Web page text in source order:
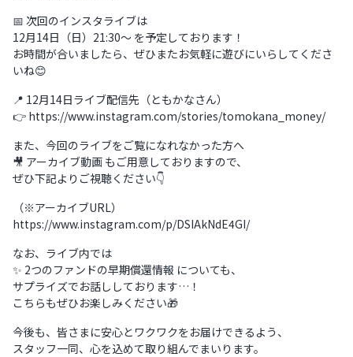
📅 次回のインスタライブは
12月14日（日）21:30〜 を予定しております！
お時間が合いましたら、ぜひまたお気軽に遊びにいらしてくださ
いね😊
📍 12月14日ライブ配信先（ともかなさん）
👉 https://www.instagram.com/stories/tomokana_money/
また、今回のライブをご覧になれなかった方へ
🎥 アーカイブ動画 もご用意しておりますので、
ぜひ下記よりご視聴ください👇
（※アーカイブURL）
https://www.instagram.com/p/DSIAkNdE4GI/
なお、ライブ内では
✨ 2つのファンドの早期償還情報 についても、
サプライズでお話ししております…！
こちらもぜひお楽しみください🎁
今後も、皆さまに安心とワクワクをお届けできるよう、
スタッフ一同、心を込めて取り組んでまいります。